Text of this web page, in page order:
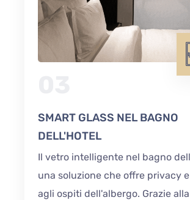
SMART GLASS NEL BAGNO
DELL'HOTEL
Il vetro intelligente nel bagno
una soluzione che offre privacy
agli ospiti dell'albergo. Grazie